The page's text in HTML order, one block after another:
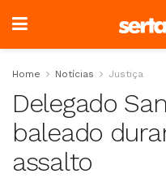
Home Notícias Justiça
Delegado
baleado
assalto